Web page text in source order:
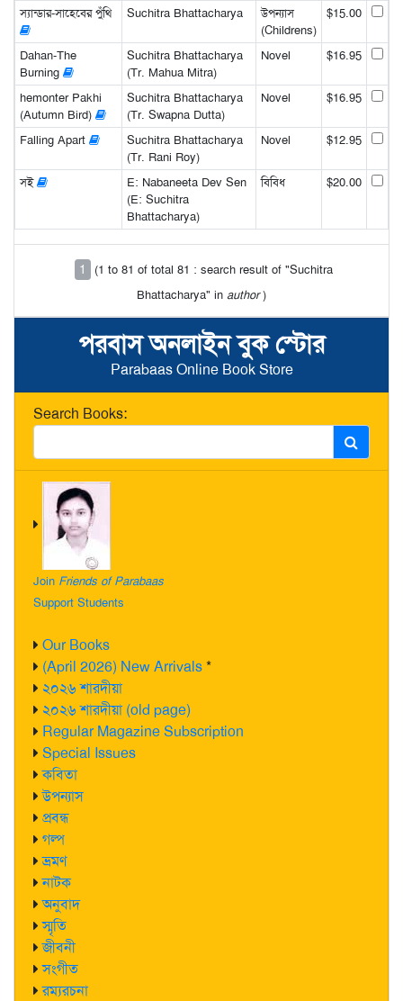
পরবাস অনলাইন বুক স্টোর
Parabaas Online Book Store
Search Books:
Join Friends of Parabaas
Support Students
Our Books
(April 2026) New Arrivals*
২০২৬ শারদীয়া
২০২৬ শারদীয়া (old page)
Regular Magazine Subscription
Special Issues
কবিতা
উপন্যাস
প্রবন্ধ
গল্প
ভ্রমণ
নাটক
অনুবাদ
স্মৃতি
জীবনী
সংগীত
রম্যরচনা
স্যান্ডার-সাহেবের পুঁথি Suchitra Bhattacharya
উপন্যাস
(Childrens)
$15.00
Dahan-The
Burning
Suchitra Bhattacharya
(Tr. Mahua Mitra)
Novel $16.95
hemonter Pakhi
(Autumn Bird)
Suchitra Bhattacharya
(Tr. Swapna Dutta)
Novel $16.95
Falling Apart
Suchitra Bhattacharya
(Tr. Rani Roy)
Novel $12.95
সই
E: Nabaneeta Dev Sen
(E: Suchitra
Bhattacharya)
বিবিধ $20.00
1
(1 to 81 of total 81 : search result of "Suchitra
Bhattacharya" in author)